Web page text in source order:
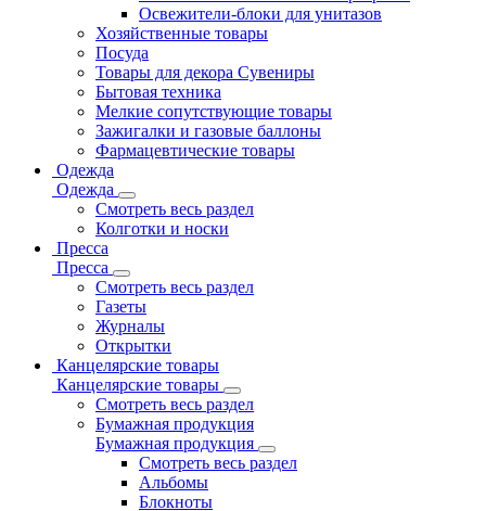
Освежители-блоки для унитазов
Хозяйственные товары
Посуда
Товары для декора Сувениры
Бытовая техника
Мелкие сопутствующие товары
Зажигалки и газовые баллоны
Фармацевтические товары
Одежда
Одежда
Смотреть весь раздел
Колготки и носки
Пресса
Пресса
Смотреть весь раздел
Газеты
Журналы
Открытки
Канцелярские товары
Канцелярские товары
Смотреть весь раздел
Бумажная продукция
Бумажная продукция
Смотреть весь раздел
Альбомы
Блокноты